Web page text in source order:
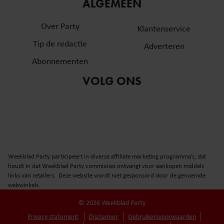
partners kunnen deze gegevens combineren met andere
verzameld op basis van uw gebruik van hun services. U
gaat akkoord met onze cookies als u onze website blijft
ALGEMEEN
Over Party
Tip de redactie
Abonnementen
Klantenservice
Adverteren
VOLG ONS
Weekblad Party participeert in diverse affiliate marketing programma’s, dat
houdt in dat Weekblad Party commissies ontvangt voor aankopen middels
links van retailers. Deze website wordt niet gesponsord door de genoemde
webwinkels.
© 2026 Weekblad Party
Privacy statement
Disclaimer
Gebruikersvoorwaarden